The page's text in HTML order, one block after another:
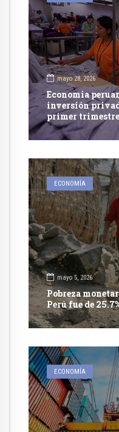
mayo 28, 2026
Economia
inversión
primer
ECONOMÍA
mayo 5, 2026
Pobreza
Perú fue de
ECONOMÍA